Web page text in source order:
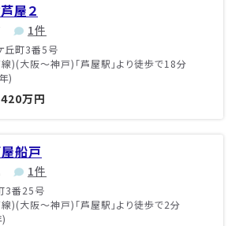
屋２
1件
丘町3番5号
)(大阪～神戸)「芦屋駅」より徒歩で18分
)
万円
船戸
1件
3番25号
)(大阪～神戸)「芦屋駅」より徒歩で2分